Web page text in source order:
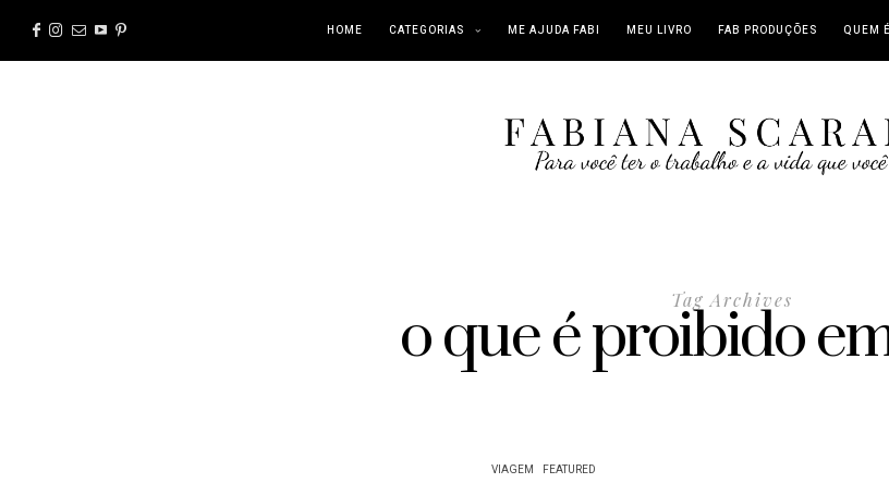
HOME CATEGORIAS ME AJUDA FABI MEU LIVRO FAB PRODUÇÕES QUEM
Tag Archives
o que é proibido
VIAGEM FEATURED